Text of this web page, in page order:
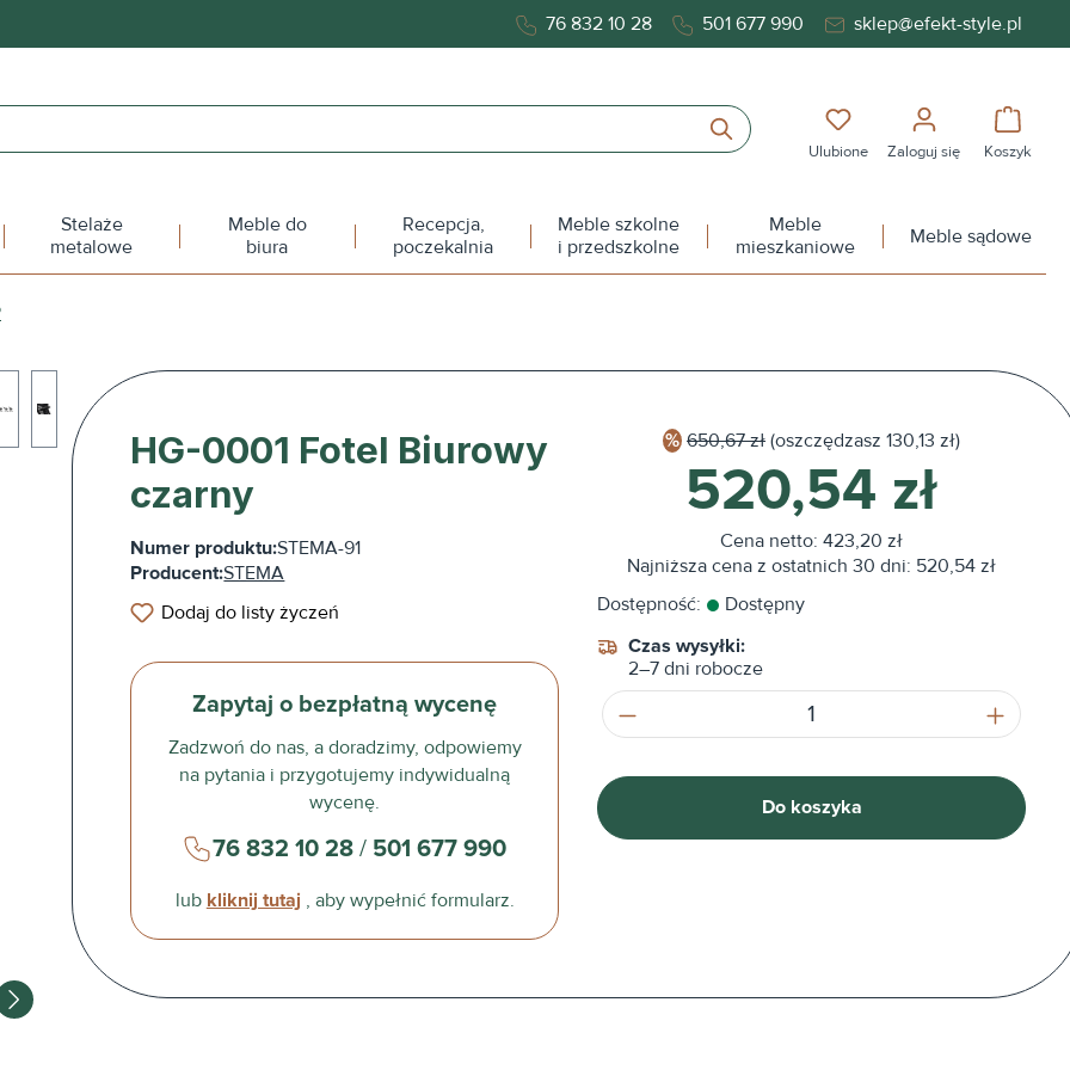
76 832 10 28 501 677 990 sklep@efekt-style.pl
Masz 0 przedmioty na
Ulubione Zaloguj się Koszyk
Stelaże
metalowe
Meble do
biura
Recepcja,
poczekalnia
Meble szkolne
i przedszkolne
Meble
mieszkaniowe
Meble sądowe
HG-0001 Fotel Biurowy
czarny
Numer produktu:STEMA-91
Producent:STEMA
Dodaj do listy życzeń
Zapytaj o bezpłatną wycenę
Zadzwoń do nas, a doradzimy, odpowiemy
na pytania i przygotujemy indywidualną
wycenę.
76 832 10 28 / 501 677 990
lub kliknij tutaj , aby wypełnić formularz.
650,67 zł (oszczędzasz 130,13 zł)
520,54 zł
Cena netto: 423,20 zł
Najniższa cena z ostatnich 30 dni: 520,54 zł
Dostępność:
Dostępny
Czas wysyłki:
2–7 dni robocze
Ilość produktu: Wprowadź żądaną
Do koszyka